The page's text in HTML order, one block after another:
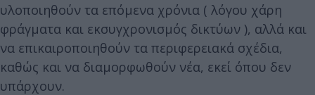
υλοποιηθούν τα επόμενα χρόνια ( λόγου χάρη
φράγματα και εκσυγχρονισμός δικτύων ), αλλά και
να επικαιροποιηθούν τα περιφερειακά σχέδια,
καθώς και να διαμορφωθούν νέα, εκεί όπου δεν
υπάρχουν.